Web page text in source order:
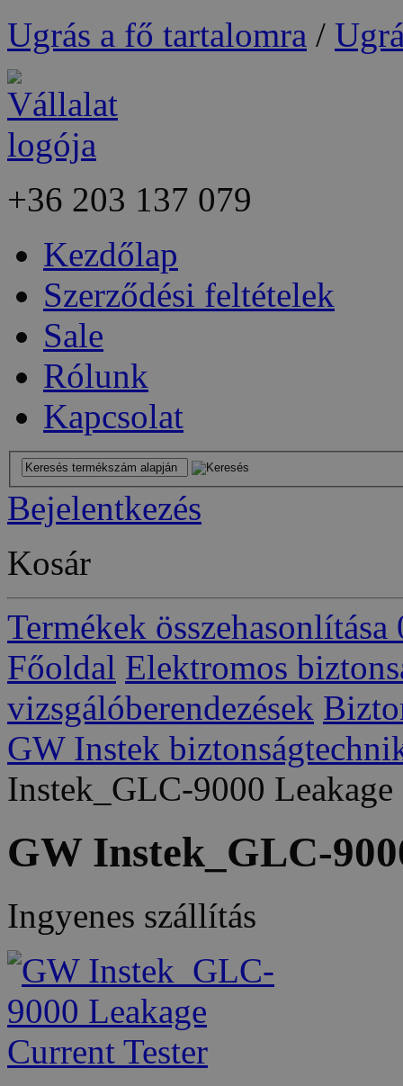
Ugrás a fő tartalomra /
+36 203 137 079
Kezdőlap
Szerződési feltételek
Sale
Rólunk
Kapcsolat
Bejelentkezés
Kosár
Termékek összehasonlítása
Főoldal Elektromos
vizsgálóberendezések
GW Instek
Instek_GLC-9000 Leakage
GW Instek_GLC-
Ingyenes szállítás